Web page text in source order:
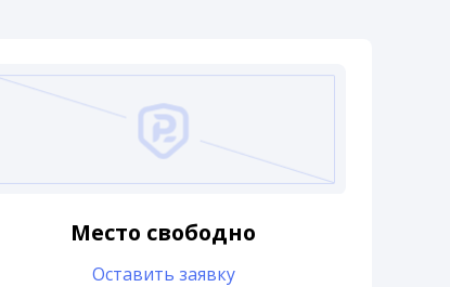
Место свободно
Оставить заявку